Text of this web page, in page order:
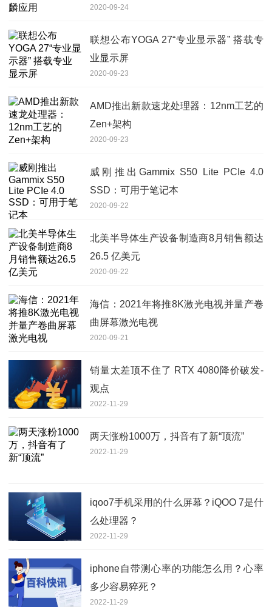
2020-09-24
联想公布YOGA 27“专业显示器” 搭载专
业显示屏
2020-09-23
AMD推出新款速龙处理器：12nm工艺的
Zen+架构
2020-09-23
威刚推出Gammix S50 Lite PCIe 4.0
SSD：可用于笔记本
2020-09-22
北美半导体生产设备制造商8月销售额达
26.5 亿美元
2020-09-22
海信：2021年将推8K激光电视并量产卷
曲屏幕激光电视
2020-09-21
销量太差顶不住了 RTX 4080降价破发-
观点
2022-11-29
两天涨粉1000万，抖音有了新“顶流”
2022-11-29
iqoo7手机采用的什么屏幕？iQOO 7是什
么处理器？
2022-11-29
iphone自带测心率的功能怎么用？心率
多少容易猝死？
2022-11-29